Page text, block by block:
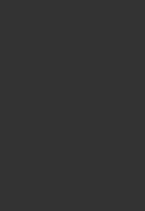
В РУБЧИК BETTER THAN